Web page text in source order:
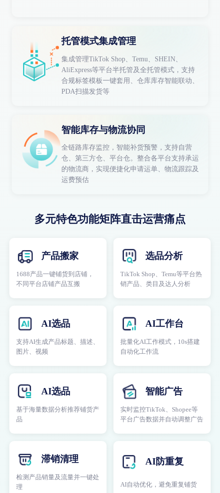
托管模式集成管理
集成管理TikTok Shop、Temu、SHEIN、
AliExpress等平台半托管及全托管模式，支持
合规标签模板一键套用、仓库库存智能联动、
PDA扫描发货等
智能库存与物流协同
全链路库存监控，智能补货预警，支持自营
仓、第三方仓、平台仓。整合各平台支持承运
的物流商，实现便捷化申请运单、物流跟踪及
运费预估
多元特色功能矩阵直击运营痛点
产品搬家
1688产品一键铺货到店铺，
不同平台店铺产品互搬
选品分析
TikTok Shop、Temu等平台热
销产品、类目及达人分析
AI选品
支持AI生成产品标题、描述、
图片、视频
AI工作台
批量化AI工作模式，10s搭建
自动化工作流
AI选品
基于海量数据分析推荐铺货产
品
智能广告
实时监控TikTok、Shopee等
平台广告数据并自动调整广告
滞销清理
检测产品销量及流量并一键处
理
AI防重复
AI自动优化，避免重复铺货